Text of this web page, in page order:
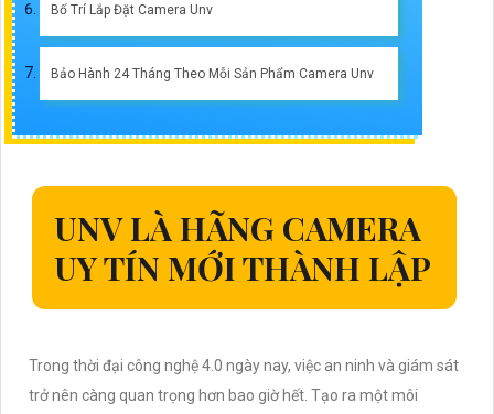
Bố Trí Lắp Đặt Camera Unv
Bảo Hành 24 Tháng Theo Mỗi Sản Phẩm Camera Unv
UNV LÀ HÃNG CAMERA
UY TÍN MỚI THÀNH LẬP
Trong thời đại công nghệ 4.0 ngày nay, việc an ninh và giám sát
trở nên càng quan trọng hơn bao giờ hết. Tạo ra một môi